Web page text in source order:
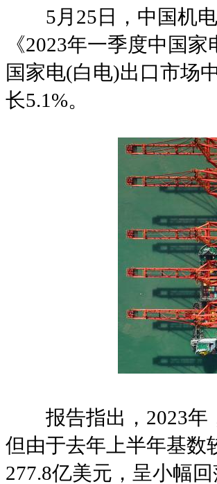
5月25日，中国机电
《2023年一季度中国
国家电(白电)出口市场
长5.1%。
报告指出，2023年
但由于去年上半年基数
277.8亿美元，呈小幅